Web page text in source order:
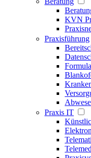
KVN
Praxisführung
Praxis IT